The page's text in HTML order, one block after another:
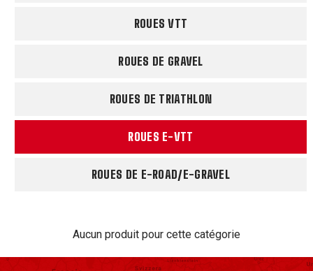
ROUES VTT
ROUES DE GRAVEL
ROUES DE TRIATHLON
ROUES E-VTT
ROUES DE E-ROAD/E-GRAVEL
Aucun produit pour cette catégorie